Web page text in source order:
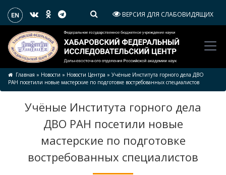
ВЕРСИЯ ДЛЯ СЛАБОВИДЯЩИХ
Главная » Новости » Новости Центра » Учёные Института горного дела ДВО
РАН посетили новые мастерские по подготовке востребованных специалистов
Учёные Института горного дела
ДВО РАН посетили новые
мастерские по подготовке
востребованных специалистов